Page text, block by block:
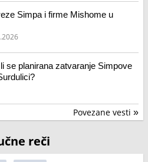
Simpa i firme Mishome u
se planirana zatvaranje Simpove
Povezane vesti »
reči